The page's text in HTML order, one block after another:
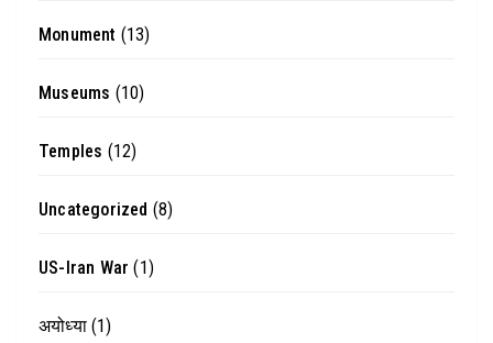
Monument (13)
Museums (10)
Temples (12)
Uncategorized (8)
US-Iran War (1)
अयोध्या(1)